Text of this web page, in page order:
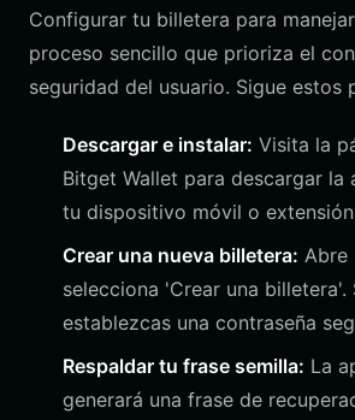
Configurar tu billetera para
proceso sencillo que prioriza el
seguridad del usuario. Sigue estos
Descargar e instalar: Visita la
Bitget Wallet para descargar la
tu dispositivo móvil o
Crear una nueva billetera: Abre
selecciona 'Crear una billetera'.
establezcas una contraseña
Respaldar tu frase semilla: La
generará una frase de